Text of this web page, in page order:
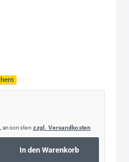
ansonstenzzgl. Versandkosten
In den Warenkorb